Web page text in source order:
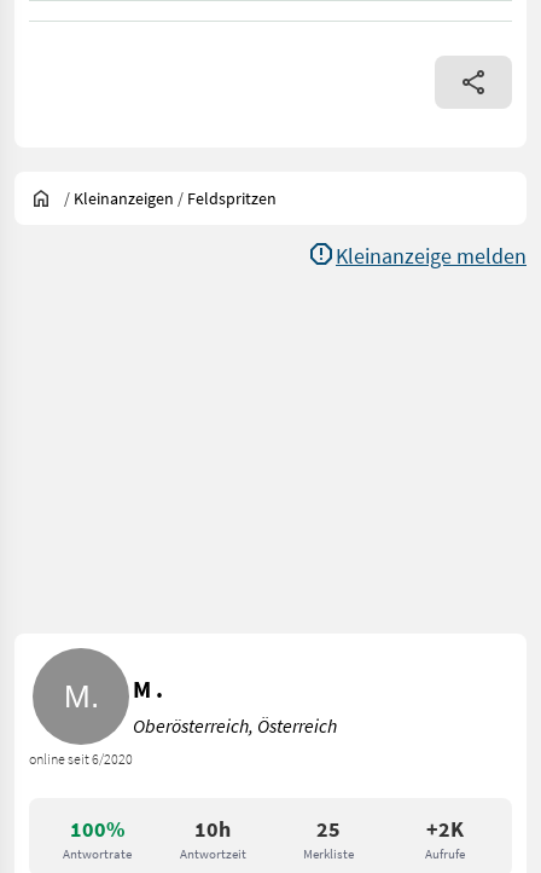
/ Kleinanzeigen / Feldspritzen
Kleinanzeige melden
100%
Antwortrate
10h
Antwortzeit
25
Merkliste
+2K
Aufrufe
online seit 6/2020
M .
Oberösterreich, Österreich